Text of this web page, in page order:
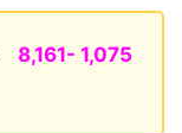
8,161- 1,075